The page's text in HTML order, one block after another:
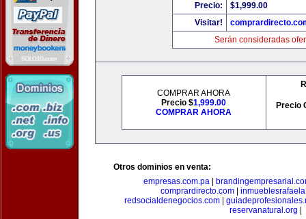
Precio:
$1,999.00
Visitar!
Serán consideradas
COMPRAR AHORA
Precio $1,999.00
COMPRAR AHORA
Precio
Otros dominios en venta:
empresas.com.pa
comprardirecto.com
redsocialdenegocios.com|
reservanatural.org